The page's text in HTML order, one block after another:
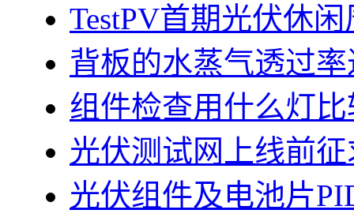
TestPV首期光伏休
背板的水蒸气透过
组件检查用什么灯
光伏测试网上线前
光伏组件及电池片